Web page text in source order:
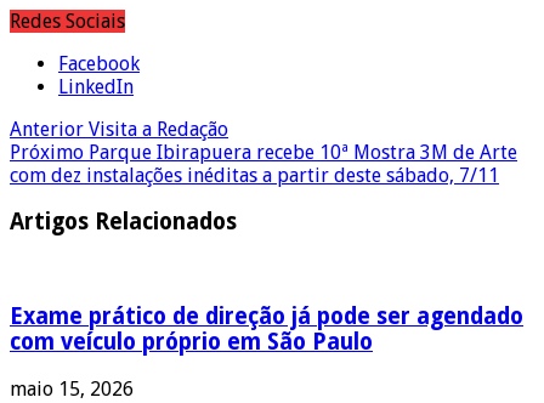
Redes Sociais
Facebook
LinkedIn
Anterior Visita a Redação
Próximo Parque Ibirapuera recebe 10ª Mostra 3M de Arte
com dez instalações inéditas a partir deste sábado, 7/11
Artigos Relacionados
Exame prático de direção já pode ser agendado
com veículo próprio em São Paulo
maio 15, 2026